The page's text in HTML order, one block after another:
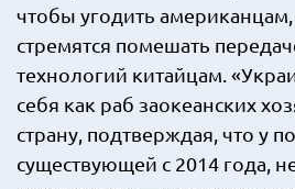
чтобы угодить
стремятся помешать
технологий китайцам.
себя как раб заокеанских
страну, подтверждая, что у
существующей с 2014 года,